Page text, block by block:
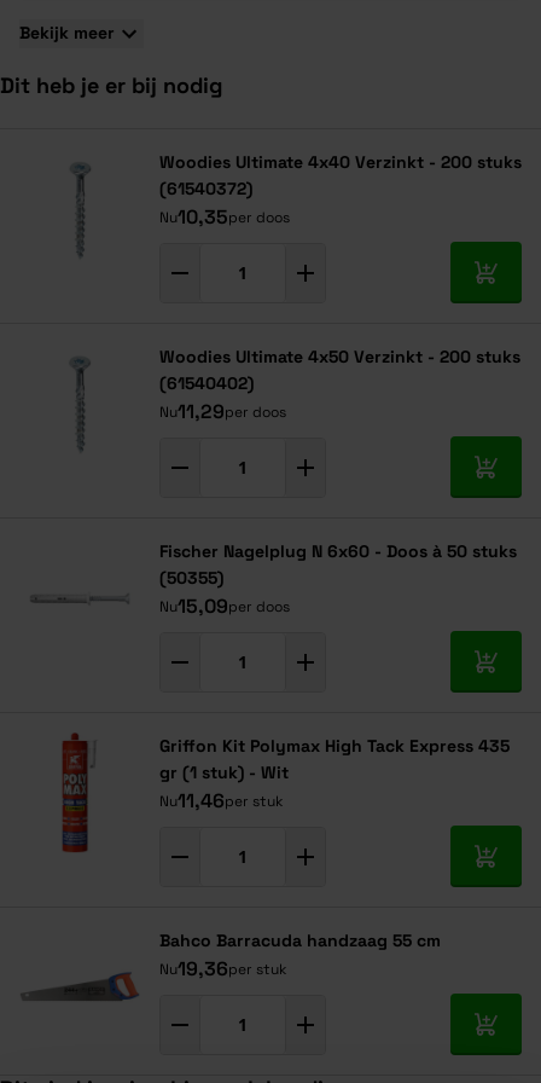
hout te bewerken.
Bekijk meer
Dit heb je er bij nodig
Woodies Ultimate 4x40 Verzinkt - 200 stuks
(61540372)
Nu10,35per doos
In
Woodies Ultimate 4x50 Verzinkt - 200 stuks
(61540402)
Nu11,29per doos
In
Fischer Nagelplug N 6x60 - Doos à 50 stuks
(50355)
Nu15,09per doos
In
Griffon Kit Polymax High Tack Express 435
gr (1 stuk) - Wit
Nu11,46per stuk
In
Bahco Barracuda handzaag 55 cm
Nu19,36per stuk
In